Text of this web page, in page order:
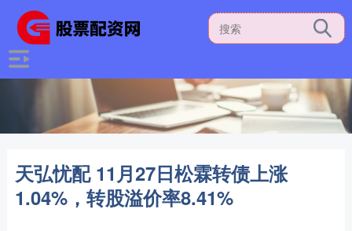
天弘忧配 11月27日松霖转债上涨
1.04%，转股溢价率8.41%